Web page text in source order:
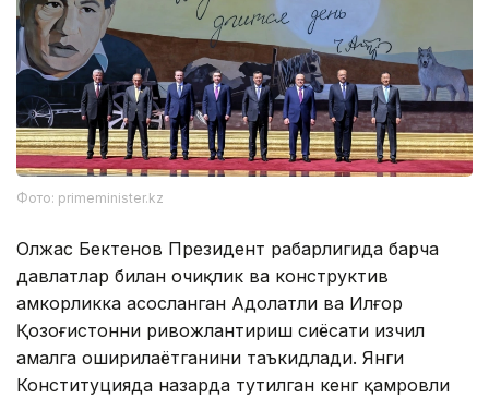
Фото: primeminister.kz
Олжас Бектенов Президент раҳбарлигида барча
давлатлар билан очиқлик ва конструктив
ҳамкорликка асосланган Адолатли ва Илғор
Қозоғистонни ривожлантириш сиёсати изчил
амалга оширилаётганини таъкидлади. Янги
Конституцияда назарда тутилган кенг қамровли